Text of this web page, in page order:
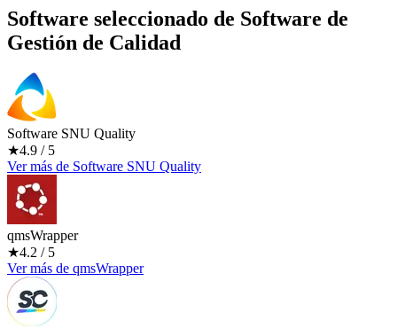
Software seleccionado de Software de
Gestión de Calidad
Software SNU Quality
★4.9 / 5
Ver más de Software SNU Quality
qmsWrapper
★4.2 / 5
Ver más de qmsWrapper